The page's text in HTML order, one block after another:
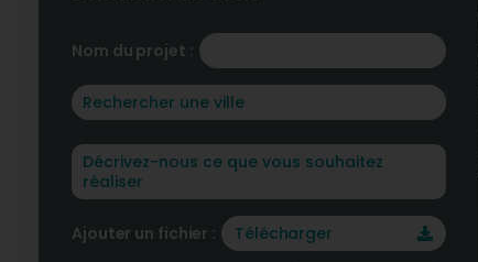
Nom du projet :
Ajouter un fichier : Télécharger